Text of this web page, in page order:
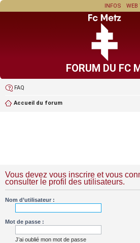
WEB
INFOS
FORUM DU FC
FAQ
Accueil du forum
Vous devez vous inscrire et vous
consulter le profil des utilisateurs.
Nom d’utilisateur :
Mot de passe :
J’ai oublié mon mot de passe